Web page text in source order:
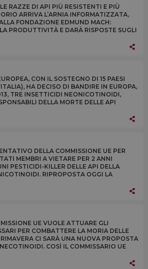
RAZZE DI API PIÙ RESISTENTI E PIÙ
ARRIVA L’ARNIA INFORMATIZZATA,
FONDAZIONE EDMUND MACH:
PRODUTTIVITÀ E DARÀ RISPOSTE SUGLI
CON IL SOSTEGNO DI 15 PAESI
HA DECISO DI BANDIRE IN EUROPA,
TRE INSETTICIDI NEONICOTINOIDI,
DELLA MORTE DELLE API
DELLA COMMISSIONE UE PER
MEMBRI A VIETARE PER 2 ANNI
PESTICIDI-KILLER DELLE API DELLA
RIPROPOSTA OGGI LA
UE VUOLE ATTUARE GLI
PER COMBATTERE LA MORIA DELLE
CI SARÀ UNA NUOVA PROPOSTA
COSÌ IL COMMISSARIO UE